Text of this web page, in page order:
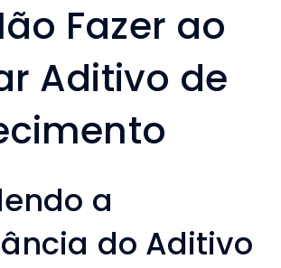
Fazer ao
Aditivo de
a
do Aditivo